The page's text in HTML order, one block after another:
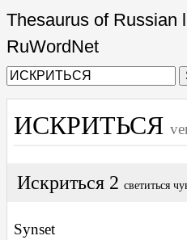
Thesaurus of Russian
RuWordNet
ИСКРИТЬСЯ
Искриться 2 светиться
Synset